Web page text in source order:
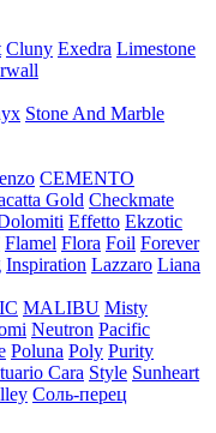
Cluny Exedra Limestone
Stone And Marble
CEMENTO
Gold Checkmate
Effetto Ekzotic
Flamel Flora Foil Forever
Inspiration Lazzaro Liana
MALIBU Misty
Neutron Pacific
Poluna Poly Purity
Cara Style Sunheart
Соль-перец